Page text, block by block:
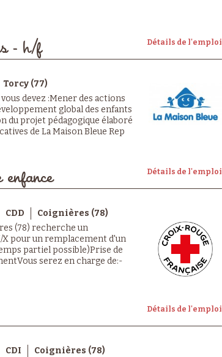
Détails de l'emploi
- h/f
Torcy (77)
devez :Mener des actions
global des enfants
du projet pédagogique élaboré
de La Maison Bleue Rep
Détails de l'emploi
enfance
CDD
Coignières (78)
(78) recherche un
pour un remplacement d'un
partiel possible)Prise de
serez en charge de:-
Détails de l'emploi
CDI Coignières (78)